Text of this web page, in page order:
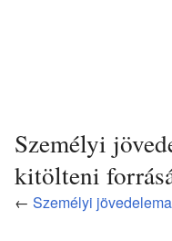
Személyi
kitölteni
← Személyi